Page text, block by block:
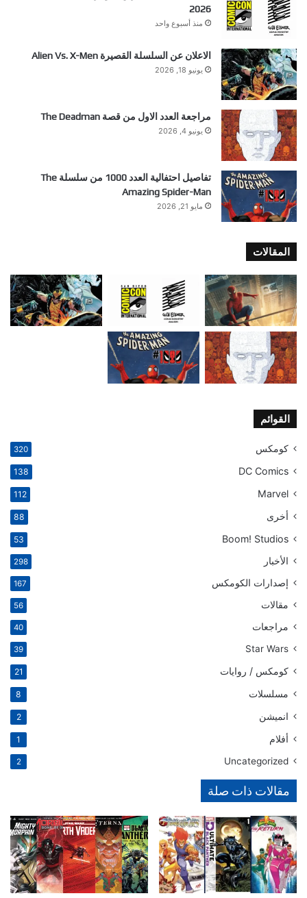
2026
منذ أسبوع واحد
الاعلان عن السلسلة القصيرة Alien Vs. X-Men
يونيو 18, 2026
مراجعة العدد الاول من قصة The Deadman
يونيو 4, 2026
تفاصيل احتفالية العدد 1000 من سلسلة The
Amazing Spider-Man
مايو 21, 2026
المقالات
القوائم
كومكس 320
DC Comics
138
Marvel
112
أخرى 88
Boom! Studios
53
الأخبار 298
إصدارات الكومكس 167
مقالات 56
مراجعات 40
Star Wars
39
كومكس / روايات 21
مسلسلات 8
انميشن 2
أفلام 1
Uncategorized
2
مقالات ذات صلة